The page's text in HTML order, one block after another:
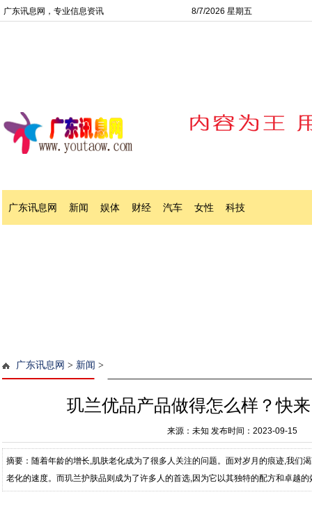
广东讯息网，专业信息资讯 8/7/2026 星期五
广东讯息网 新闻 娱体 财经 汽车 女性 科技
广东讯息网 > 新闻 >
玑兰优品产品做得怎么样？快
来源：未知 发布时间：2023-09-15
摘要：随着年龄的增长,肌肤老化成为了很多人关注的问题。面对岁月的痕迹,我们
老化的速度。而玑兰护肤品则成为了许多人的首选,因为它以其独特的配方和卓越